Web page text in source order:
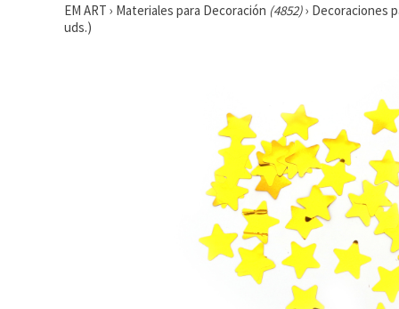
EM ART › Materiales para Decoración (4852)› Decoraciones
uds.)